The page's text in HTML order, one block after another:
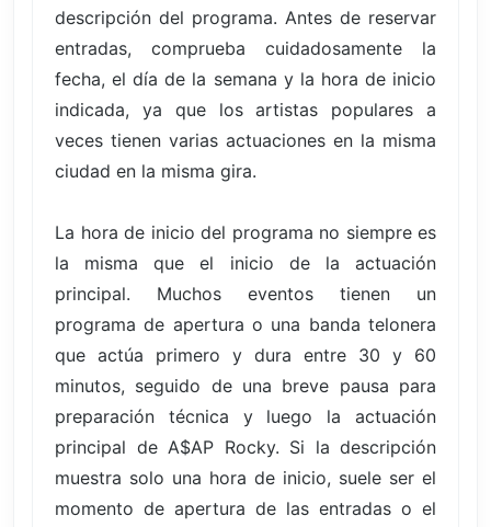
descripción del programa. Antes de reservar
entradas, comprueba cuidadosamente la
fecha, el día de la semana y la hora de inicio
indicada, ya que los artistas populares a
veces tienen varias actuaciones en la misma
ciudad en la misma gira.
La hora de inicio del programa no siempre es
la misma que el inicio de la actuación
principal. Muchos eventos tienen un
programa de apertura o una banda telonera
que actúa primero y dura entre 30 y 60
minutos, seguido de una breve pausa para
preparación técnica y luego la actuación
principal de A$AP Rocky. Si la descripción
muestra solo una hora de inicio, suele ser el
momento de apertura de las entradas o el